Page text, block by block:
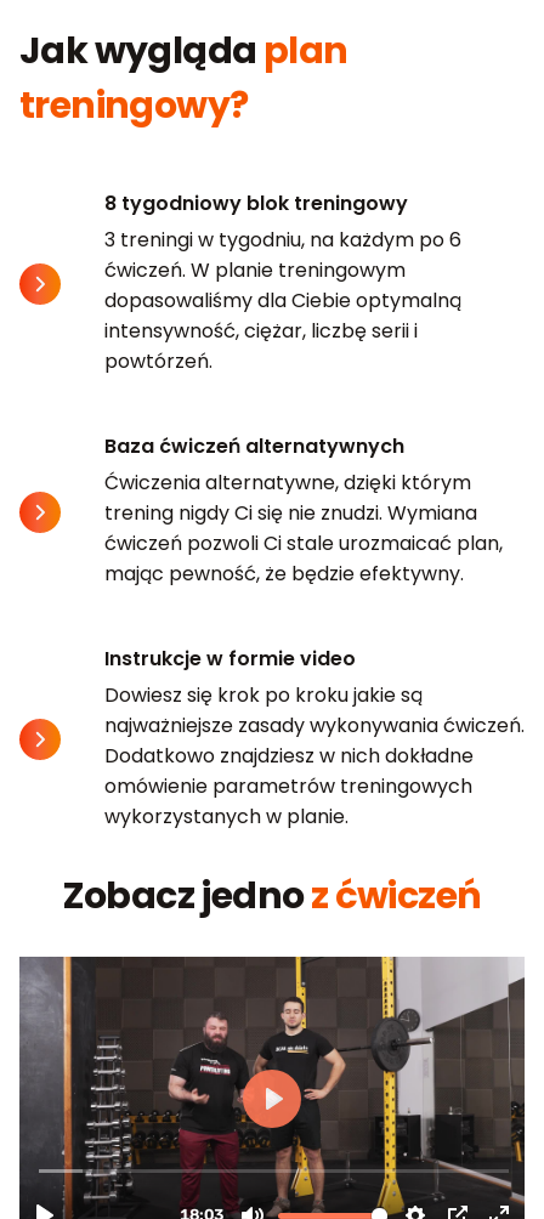
Jak wygląda plan
treningowy?
8 tygodniowy blok treningowy
3 treningi w tygodniu, na każdym po 6
ćwiczeń. W planie treningowym
dopasowaliśmy dla Ciebie optymalną
intensywność, ciężar, liczbę serii i
powtórzeń.
Baza ćwiczeń alternatywnych
Ćwiczenia alternatywne, dzięki którym
trening nigdy Ci się nie znudzi. Wymiana
ćwiczeń pozwoli Ci stale urozmaicać plan,
mając pewność, że będzie efektywny.
Instrukcje w formie video
Dowiesz się krok po kroku jakie są
najważniejsze zasady wykonywania ćwiczeń.
Dodatkowo znajdziesz w nich dokładne
omówienie parametrów treningowych
wykorzystanych w planie.
Zobacz jednoz ćwiczeń